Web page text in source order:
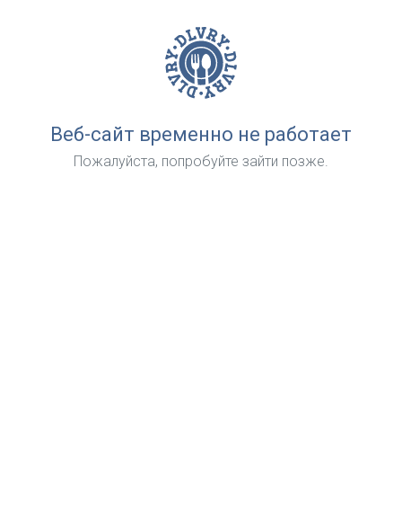
Веб-сайт временно не работает
Пожалуйста, попробуйте зайти позже.